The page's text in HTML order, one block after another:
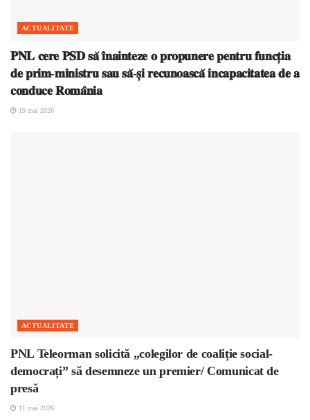
ACTUALITATE
𝐏𝐍𝐋 𝐜𝐞𝐫𝐞 𝐏𝐒𝐃 𝐬𝐚̆ 𝐢̂𝐧𝐚𝐢𝐧𝐭𝐞𝐳𝐞 𝐨 𝐩𝐫𝐨𝐩𝐮𝐧𝐞𝐫𝐞 𝐩𝐞𝐧𝐭𝐫𝐮 𝐟𝐮𝐧𝐜𝐭̦𝐢𝐚
𝐝𝐞 𝐩𝐫𝐢𝐦-𝐦𝐢𝐧𝐢𝐬𝐭𝐫𝐮 𝐬𝐚𝐮 𝐬𝐚̆-𝐬̦𝐢 𝐫𝐞𝐜𝐮𝐧𝐨𝐚𝐬𝐜𝐚̆ 𝐢𝐧𝐜𝐚𝐩𝐚𝐜𝐢𝐭𝐚𝐭𝐞𝐚 𝐝𝐞 𝐚
𝐜𝐨𝐧𝐝𝐮𝐜𝐞 𝐑𝐨𝐦𝐚̂𝐧𝐢𝐚
19 mai 2026
ACTUALITATE
PNL Teleorman solicită „colegilor de coaliție social-
democrați” să desemneze un premier/ Comunicat de
presă
11 mai 2026